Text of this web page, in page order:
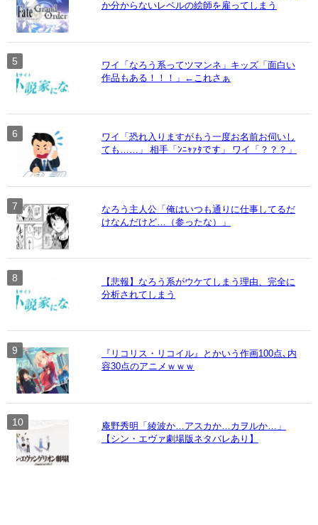
か分からないレベルの絵師を雇ってしまう
ワイ「なろう系ってツマンネ」キッズ「面白い
作品もある！！！」←これさぁ
ワイ「恐れ入りますがもう一度お名前お伺いし
ても……」 相手「ﾝﾆｬｧﾀです」 ワイ「？？？」
なろう主人公「俺はいつも通りに仕事してるだ
けなんだけど…（参ったな）」
【悲報】なろう系がウケてしまう理由、完全に
分析されてしまう
『リコリス・リコイル』とかいう作画100点､内
容30点のアニメｗｗｗ
庵野秀明「綾波か…アスカか…カヲルか…」
【シン・エヴァ劇場版ネタバレあり】